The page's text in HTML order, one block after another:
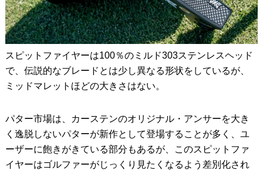
スピットファイヤーは100％のミルド303ステンレスヘッド
で、伝説的なブレードとは少し異なる形状をしているが、
ミッドマレットほどの大きさはない。
パター市場は、カーステンのオリジナル・アンサーを大き
く逸脱しないパターが新作として登場することが多く、ユ
ーザーに飽きがきている部分もあるが、このスピットファ
イヤーはゴルファーがじっくり見たくなるよう差別化され